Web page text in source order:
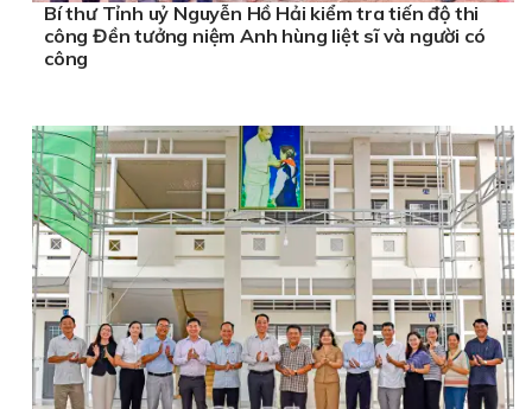
Bí thư Tỉnh uỷ Nguyễn Hồ Hải kiểm tra tiến độ thi
công Đền tưởng niệm Anh hùng liệt sĩ và người có
công